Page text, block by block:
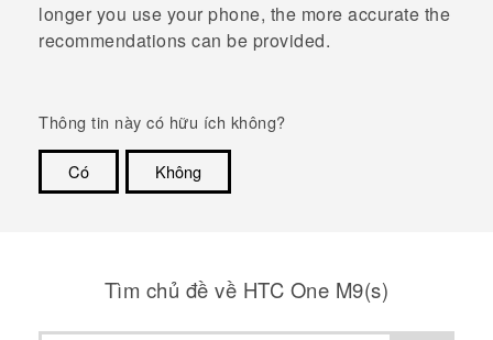
longer you use your phone, the more accurate the
recommendations can be provided.
Thông tin này có hữu ích không?
Có
Không
Tìm chủ đề về HTC One M9(s)